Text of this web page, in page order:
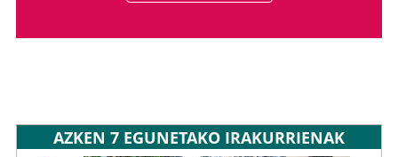
AZKEN 7 EGUNETAKO IRAKURRIENAK